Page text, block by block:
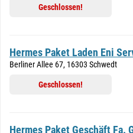
Geschlossen!
Hermes Paket Laden Eni
Berliner Allee 67, 16303 Schwedt
Geschlossen!
Hermes Paket Geschäft Fa.